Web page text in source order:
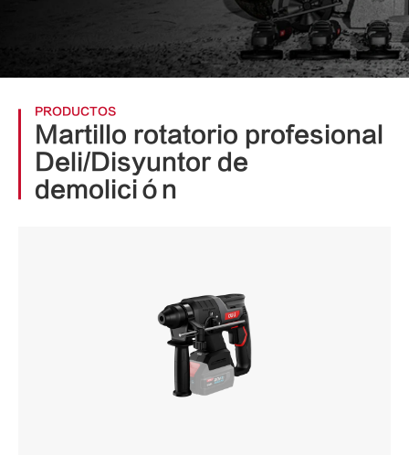
PRODUCTOS
Martillo rotatorio profesional
Deli/Disyuntor de
demolición